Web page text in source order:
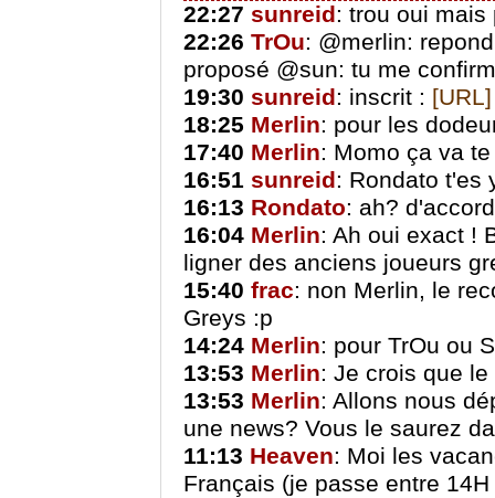
22:27 sunreid: trou oui
22:26 TrOu: @merlin:
proposé @sun: tu me
19:30 sunreid: inscrit : [URL]
18:25 Merlin: pour les
17:40 Merlin: Momo ça va
16:51 sunreid: Rondato t'es
16:13 Rondato: ah?
16:04 Merlin: Ah oui exact !
ligner des anciens joueurs
15:40 frac: non Merlin, le
Greys :p
14:24 Merlin: pour TrOu ou
13:53 Merlin: Je crois que
13:53 Merlin: Allons nous
une news? Vous le saurez
11:13 Heaven: Moi les
Français (je passe entre